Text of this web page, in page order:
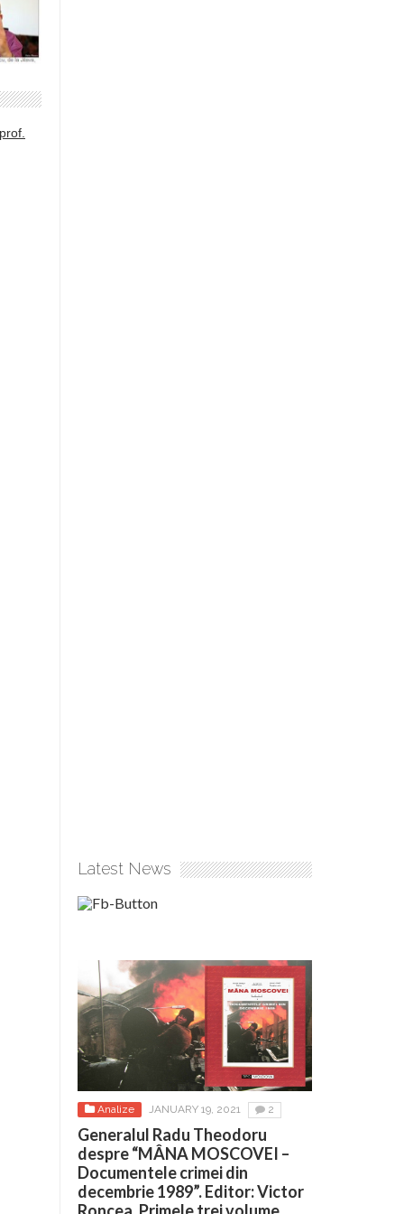
Latest News
Analize JANUARY 19, 2021 2
Generalul Radu Theodoru
despre “MÂNA MOSCOVEI –
Documentele crimei din
decembrie 1989”. Editor: Victor